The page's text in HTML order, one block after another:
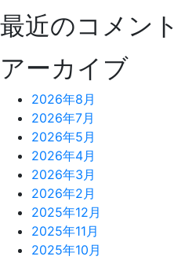
最近のコメント
アーカイブ
2026年8月
2026年7月
2026年5月
2026年4月
2026年3月
2026年2月
2025年12月
2025年11月
2025年10月